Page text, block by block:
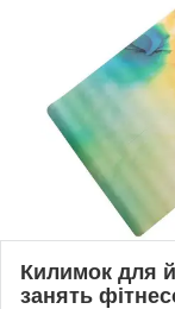
Килимок для
занять